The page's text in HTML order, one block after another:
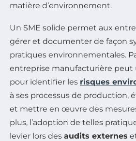
matière d’environnement.
Un SME solide permet aux
gérer et documenter de façon
pratiques environnementales.
entreprise manufacturière peut
pour identifier les risques
à ses processus de production,
et mettre en œuvre des
plus, l’adoption de telles
levier lors des audits externes